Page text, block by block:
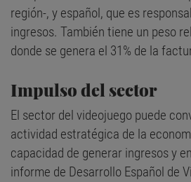
región-, y español, que es
ingresos. También tiene un peso
donde se genera el 31% de la
Impulso del sector
El sector del videojuego puede
actividad estratégica de la
capacidad de generar ingresos y
informe de Desarrollo Español de